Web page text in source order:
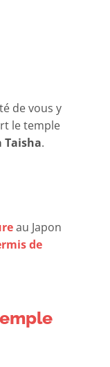
de vous y
le temple
Taisha.
au Japon
de